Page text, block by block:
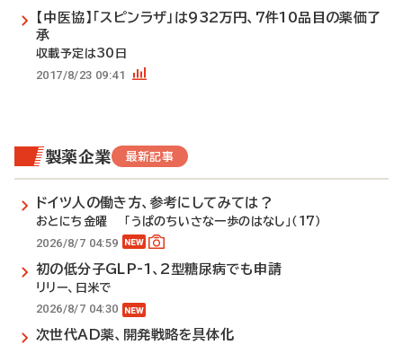
【中医協】「スピンラザ」は932万円、7件10品目の薬価了
承
収載予定は30日
2017/8/23 09:41
製薬企業 最新記事
ドイツ人の働き方、参考にしてみては？
おとにち金曜 「うぱのちいさな一歩のはなし」（17）
2026/8/7 04:59
初の低分子GLP-1、2型糖尿病でも申請
リリー、日米で
2026/8/7 04:30
次世代AD薬、開発戦略を具体化